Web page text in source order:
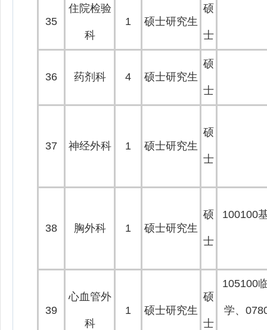
35
住院检验
科
1 硕士研究生
硕
士
36 药剂科 4 硕士研究生
硕
士
37 神经外科 1 硕士研究生
硕
士
38 胸外科 1 硕士研究生
硕
士
100100
39
心血管外
科
1 硕士研究生
硕
士
105100
学、